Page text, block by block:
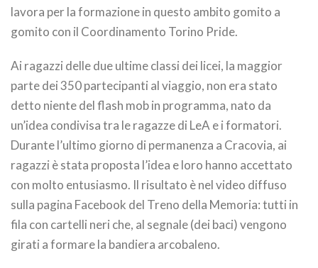
lavora per la formazione in questo ambito gomito a
gomito con il Coordinamento Torino Pride.
Ai ragazzi delle due ultime classi dei licei, la maggior
parte dei 350 partecipanti al viaggio, non era stato
detto niente del flash mob in programma, nato da
un’idea condivisa tra le ragazze di LeA e i formatori.
Durante l’ultimo giorno di permanenza a Cracovia, ai
ragazzi è stata proposta l’idea e loro hanno accettato
con molto entusiasmo. Il risultato è nel video diffuso
sulla pagina Facebook del Treno della Memoria: tutti in
fila con cartelli neri che, al segnale (dei baci) vengono
girati a formare la bandiera arcobaleno.